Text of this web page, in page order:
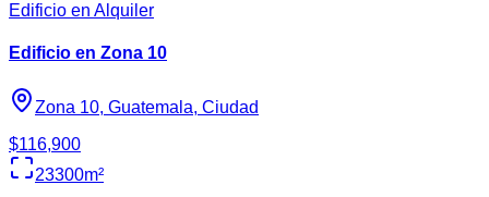
Edificio en Alquiler
Edificio en Zona 10
Zona 10, Guatemala, Ciudad
$116,900
23300m²